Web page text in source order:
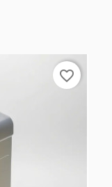
favorite_border